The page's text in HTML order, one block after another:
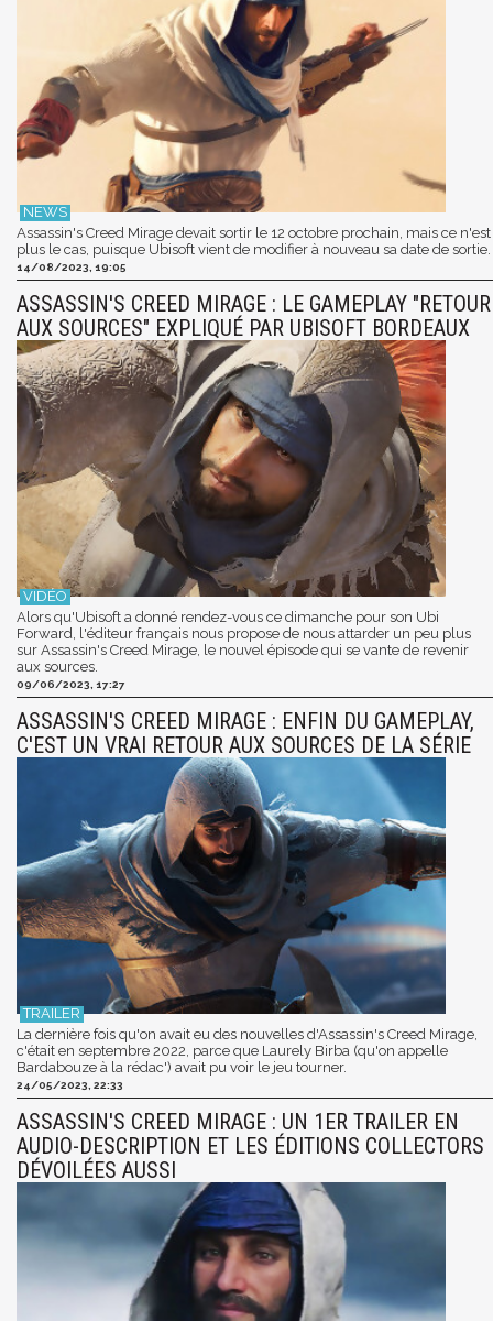
Assassin's Creed Mirage devait sortir le 12 octobre prochain, mais ce n'est
plus le cas, puisque Ubisoft vient de modifier à nouveau sa date de sortie.
14/08/2023, 19:05
ASSASSIN'S CREED MIRAGE : LE GAMEPLAY "RETOUR
AUX SOURCES" EXPLIQUÉ PAR UBISOFT BORDEAUX
Alors qu'Ubisoft a donné rendez-vous ce dimanche pour son Ubi
Forward, l'éditeur français nous propose de nous attarder un peu plus
sur Assassin's Creed Mirage, le nouvel épisode qui se vante de revenir
aux sources.
09/06/2023, 17:27
ASSASSIN'S CREED MIRAGE : ENFIN DU GAMEPLAY,
C'EST UN VRAI RETOUR AUX SOURCES DE LA SÉRIE
La dernière fois qu'on avait eu des nouvelles d'Assassin's Creed Mirage,
c'était en septembre 2022, parce que Laurely Birba (qu'on appelle
Bardabouze à la rédac') avait pu voir le jeu tourner.
24/05/2023, 22:33
ASSASSIN'S CREED MIRAGE : UN 1ER TRAILER EN
AUDIO-DESCRIPTION ET LES ÉDITIONS COLLECTORS
DÉVOILÉES AUSSI